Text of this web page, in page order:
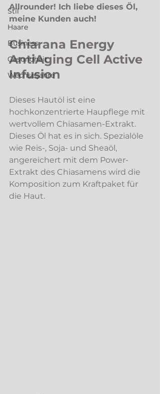
Stil
Haare
Business
Gesundheit
Wechseljahre
Allrounder! Ich liebe dieses Öl,
meine Kunden auch!
Chiarana Energy
AntiAging Cell Active
Infusion
Dieses Hautöl ist eine
hochkonzentrierte Haupflege mit
wertvollem Chiasamen-Extrakt.
Dieses Öl hat es in sich. Spezialöle
wie Reis-, Soja- und Sheaöl,
angereichert mit dem Power-
Extrakt des Chiasamens wird die
Komposition zum Kraftpaket für
die Haut.